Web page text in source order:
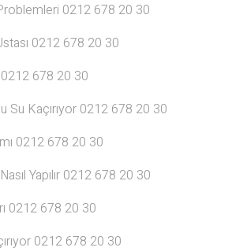
0212 678 20 30
0212 678 20 30
0212 678 20 30
Su Kaçırıyor 0212 678 20 30
0212 678 20 30
Yapılır 0212 678 20 30
0212 678 20 30
0212 678 20 30